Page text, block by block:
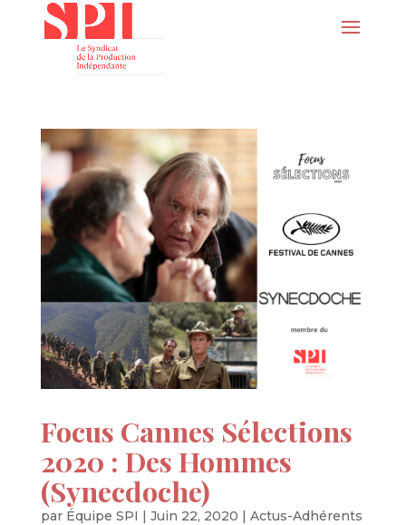
Focus Cannes Sélections
2020 : Des Hommes
(Synecdoche)
par Équipe SPI | Juin 22, 2020 | Actus-Adhérents